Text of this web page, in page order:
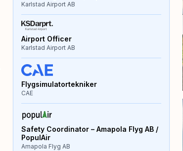
Karlstad Airport AB
Airport Officer
Karlstad Airport AB
Flygsimulatortekniker
CAE
Safety Coordinator – Amapola Flyg AB /
PopulAir
Amapola Flyg AB